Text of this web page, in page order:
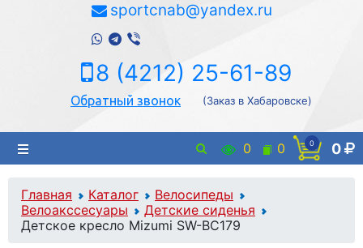
sportcnab@yandex.ru
8 (4212) 25-61-89
Обратный звонок (Заказ в Хабаровске)
0 0 0 0
Главная Каталог
Велосипеды
Велоакссесуары
Детские сиденья
Детское кресло Mizumi SW-BC179